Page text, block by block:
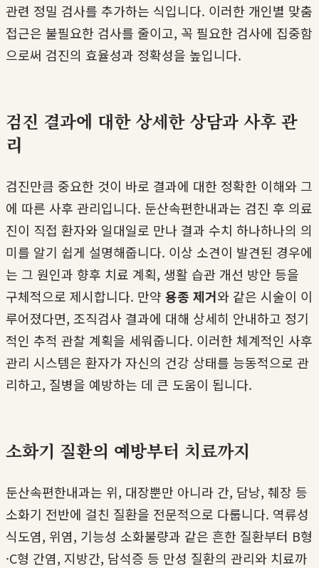
관련 정밀 검사를 추가하는 식입니다. 이러한 개인별 맞춤
접근은 불필요한 검사를 줄이고, 꼭 필요한 검사에 집중함
으로써 검진의 효율성과 정확성을 높입니다.
검진 결과에 대한 상세한 상담과 사후 관
리
검진만큼 중요한 것이 바로 결과에 대한 정확한 이해와 그
에 따른 사후 관리입니다. 둔산속편한내과는 검진 후 의료
진이 직접 환자와 일대일로 만나 결과 수치 하나하나의 의
미를 알기 쉽게 설명해줍니다. 이상 소견이 발견된 경우에
는 그 원인과 향후 치료 계획, 생활 습관 개선 방안 등을
구체적으로 제시합니다. 만약 용종 제거와 같은 시술이 이
루어졌다면, 조직검사 결과에 대해 상세히 안내하고 정기
적인 추적 관찰 계획을 세워줍니다. 이러한 체계적인 사후
관리 시스템은 환자가 자신의 건강 상태를 능동적으로 관
리하고, 질병을 예방하는 데 큰 도움이 됩니다.
소화기 질환의 예방부터 치료까지
둔산속편한내과는 위, 대장뿐만 아니라 간, 담낭, 췌장 등
소화기 전반에 걸친 질환을 전문적으로 다룹니다. 역류성
식도염, 위염, 기능성 소화불량과 같은 흔한 질환부터 B형
·C형 간염, 지방간, 담석증 등 만성 질환의 관리와 치료까